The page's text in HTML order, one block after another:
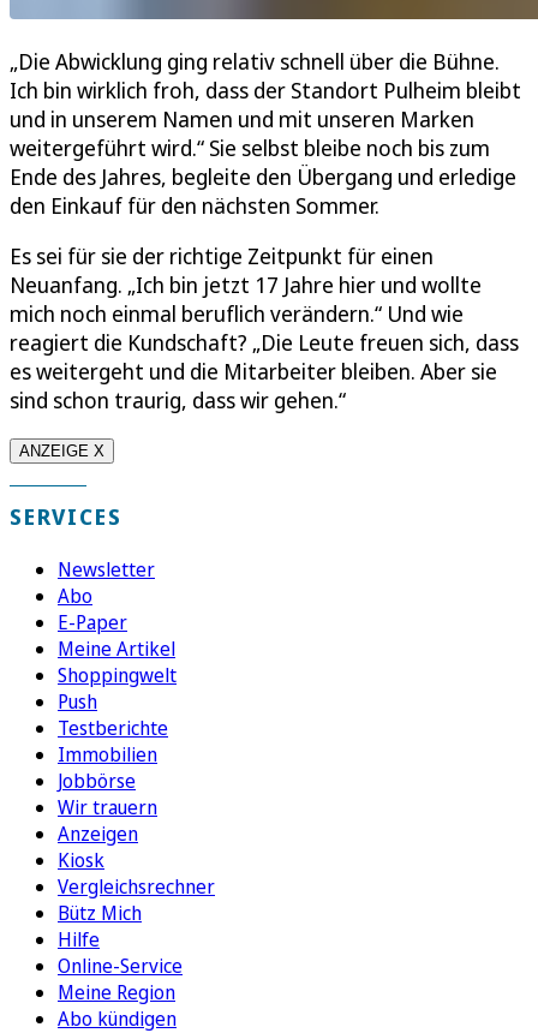
„Die Abwicklung ging relativ schnell über die Bühne.
Ich bin wirklich froh, dass der Standort Pulheim bleibt
und in unserem Namen und mit unseren Marken
weitergeführt wird.“ Sie selbst bleibe noch bis zum
Ende des Jahres, begleite den Übergang und erledige
den Einkauf für den nächsten Sommer.
Es sei für sie der richtige Zeitpunkt für einen
Neuanfang. „Ich bin jetzt 17 Jahre hier und wollte
mich noch einmal beruflich verändern.“ Und wie
reagiert die Kundschaft? „Die Leute freuen sich, dass
es weitergeht und die Mitarbeiter bleiben. Aber sie
sind schon traurig, dass wir gehen.“
ANZEIGE X
SERVICES
Newsletter
Abo
E-Paper
Meine Artikel
Shoppingwelt
Push
Testberichte
Immobilien
Jobbörse
Wir trauern
Anzeigen
Kiosk
Vergleichsrechner
Bütz Mich
Hilfe
Online-Service
Meine Region
Abo kündigen